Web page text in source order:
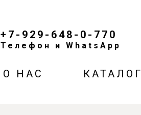
+7-929-648-0-770
Телефон и WhatsApp
О НАС КАТАЛОГ